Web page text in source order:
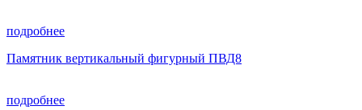
подробнее
Памятник вертикальный фигурный ПВД8
подробнее